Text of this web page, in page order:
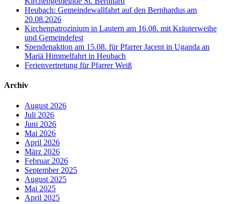
Heubach: Gemeindewallfahrt auf den Bernhardus am
20.08.2026
Kirchenpatrozinium in Lautern am 16.08. mit Kräuterweihe
und Gemeindefest
Spendenaktion am 15.08. für Pfarrer Jacent in Uganda an
Mariä Himmelfahrt in Heubach
Ferienvertretung für Pfarrer Weiß
Archiv
August 2026
Juli 2026
Juni 2026
Mai 2026
April 2026
März 2026
Februar 2026
September 2025
August 2025
Mai 2025
April 2025